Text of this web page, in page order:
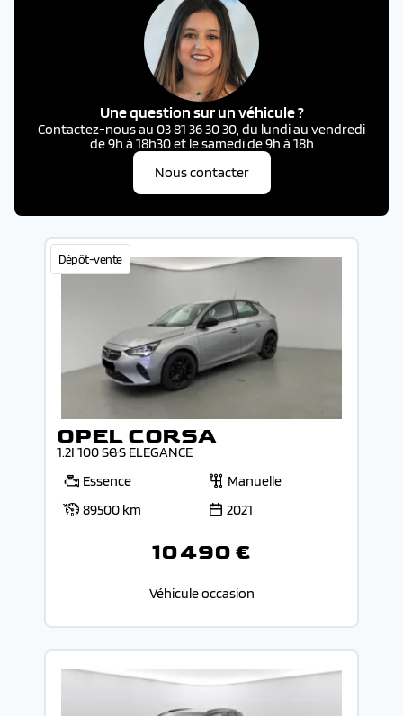
Une question sur un véhicule ?
Contactez-nous au 03 81 36 30 30, du lundi au vendredi
de 9h à 18h30 et le samedi de 9h à 18h
Nous contacter
Dépôt-vente
OPEL CORSA
1.2I 100 S&S ELEGANCE
Essence
Manuelle
89500 km
2021
10 490 €
Véhicule occasion